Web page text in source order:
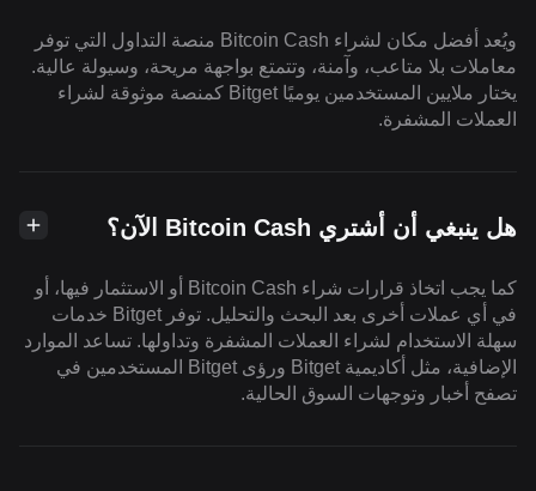
ويُعد أفضل مكان لشراء Bitcoin Cash منصة التداول التي توفر
معاملات بلا متاعب، وآمنة، وتتمتع بواجهة مريحة، وسيولة عالية.
يختار ملايين المستخدمين يوميًا Bitget كمنصة موثوقة لشراء
العملات المشفرة.
هل ينبغي أن أشتري Bitcoin Cash الآن؟
كما يجب اتخاذ قرارات شراء Bitcoin Cash أو الاستثمار فيها، أو
في أي عملات أخرى بعد البحث والتحليل. توفر Bitget خدمات
سهلة الاستخدام لشراء العملات المشفرة وتداولها. تساعد الموارد
الإضافية، مثل أكاديمية Bitget ورؤى Bitget المستخدمين في
تصفح أخبار وتوجهات السوق الحالية.